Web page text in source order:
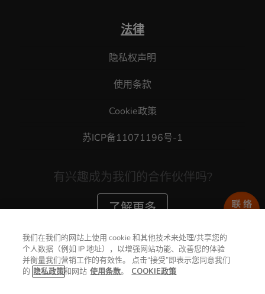
法律
隐私权声明
使用条款
Cookie政策
苏ICP备11071196号-1
有兴趣成为我们的合作伙伴吗?
了解更多
苏州神基电通有限公司 版权所有苏ICP备11071196
我们在我们的网站上使用 cookie 和其他技术来处理/共享您的
个人数据（例如 IP 地址），以增强网站功能、改善您的体验
并衡量我们营销工作的有效性。 点击“接受”即表示您同意我们
的 隐私政策和网站 使用条款。 COOKIE政策